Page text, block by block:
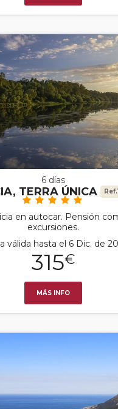
6 días
TERRA ÚNICA
en autocar. Pensión
excursiones.
válida hasta el 6 Dic. de
315€
MÁS INFO